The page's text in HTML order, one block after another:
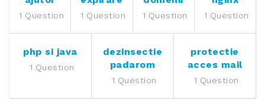
1 Question 1 Question 1 Question 1 Question
php si java
1 Question
dezinsectie
padarom
1 Question
protectie
acces mail
1 Question